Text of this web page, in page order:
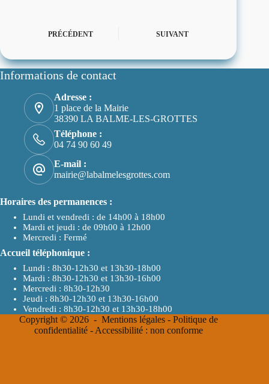
PRÉCÉDENT SUIVANT
Informations de contact
Adresse :
1 place de la Mairie
38390 LA BALME-LES-GROTTES
Téléphone :
04 74 90 60 49
E-mail :
mairie@labalmelesgrottes.com
Horaires des permanences :
Lundi et vendredi : de 14h00 à 18h00
Mardi et jeudi : de 09h00 à 12h00
Mercredi : Fermé
Accueil téléphonique :
Lundi : 8h30-12h30 et 13h30-18h00
Mardi : 8h30-12h30 et 13h30-16h00
Mercredi : 8h30-12h30
Jeudi : 8h30-12h30 et 13h30-16h00
Vendredi : 8h30-12h30 et 13h30-18h00
Copyright © 2026 - Mentions légales- Politique de
confidentialité- Accessibilité : non conforme